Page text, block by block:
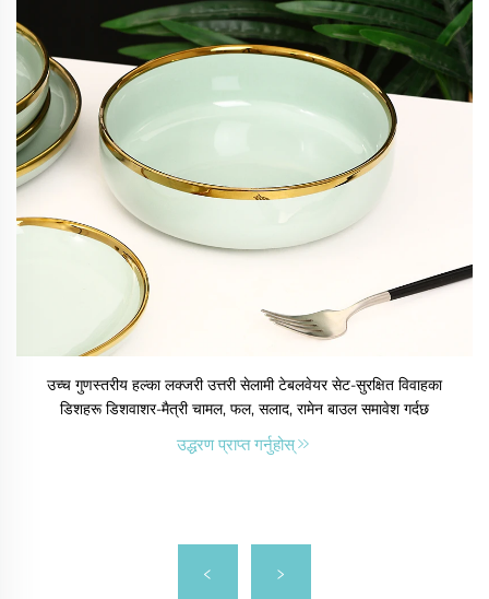
उच्च गुणस्तरीय हल्का लक्जरी उत्तरी सेलामी टेबलवेयर सेट-सुरक्षित विवाहका
डिशहरू डिशवाशर-मैत्री चामल, फल, सलाद, रामेन बाउल समावेश गर्दछ
उद्धरण प्राप्त गर्नुहोस्